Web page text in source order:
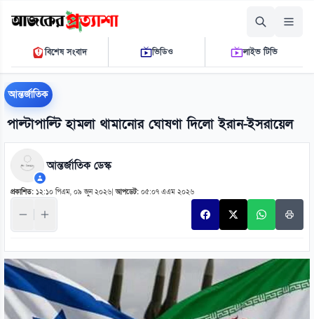
শুক্রবার, ০৭ আগস্ট ২০২৬
০৭ ১৯ ৪১ এ.এম.THE DAILY AJKER PROTTASHA
বিশেষ সংবাদ ভিডিও লাইভ টিভি
আন্তর্জাতিক
পাল্টাপাল্টি হামলা থামানোর ঘোষণা দিলো ইরান-ইসরায়েল
আন্তর্জাতিক ডেস্ক
প্রকাশিত: ১২:১০ পিএম, ০৯ জুন ২০২৬ |আপডেট: ০৫:০৭ এএম ২০২৬